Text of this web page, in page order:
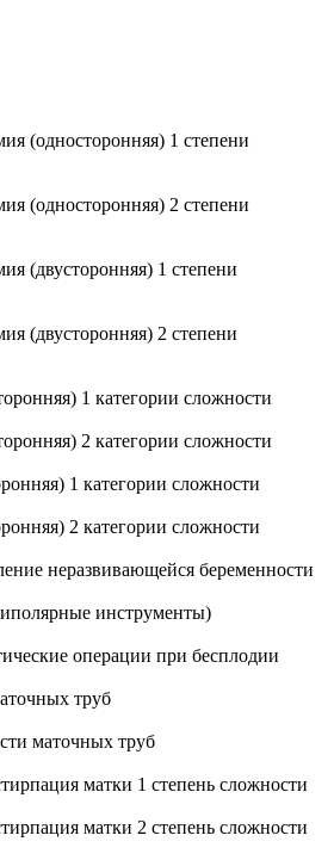
(односторонняя) 1 степени
(односторонняя) 2 степени
(двусторонняя) 1 степени
(двусторонняя) 2 степени
1 категории сложности
2 категории сложности
1 категории сложности
2 категории сложности
неразвивающейся беременности
инструменты)
операции при бесплодии
труб
маточных труб
матки 1 степень сложности
матки 2 степень сложности